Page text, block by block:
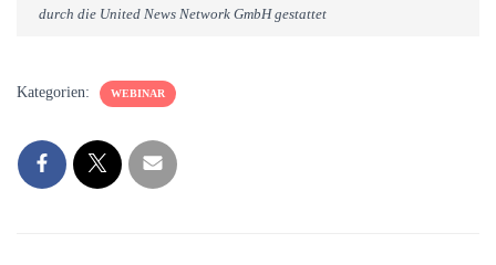
durch die United News Network GmbH gestattet
Kategorien: WEBINAR